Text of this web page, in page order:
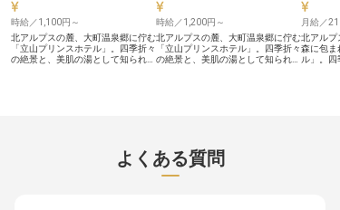
ながら、キャリアアップを目指せる
環境です。 ※2026年03月06日時点
の情報です
で受けられるほか、資産形成制度や
職場コミュニケーション支援制度な
ど、長く安心して働ける環境を整え
ています！食事補助もあるので、食
のプロとしての目も養えます！
※2025年06月18日時点の情報です
力強くサ
でプラ
おもてな
か。
時給／1,100円～
北アルプスの麓、大町温泉郷に佇む
「立山プリンスホテル」。四季折々
の絶景と、美肌の湯として知られる
ります。土日休みのご相談もOKで
時給／1,200円～
北アルプスの麓、大町温泉郷に佇む
「立山プリンスホテル」。四季折々
の絶景と、美肌の湯として知られる
います。 【困ったときはすぐに助
け合える、温かいチーム】 職場は
明るく、困ったときは先輩がすぐに
月給／
北アルプ
森に包ま
ル」。四
よくある質問